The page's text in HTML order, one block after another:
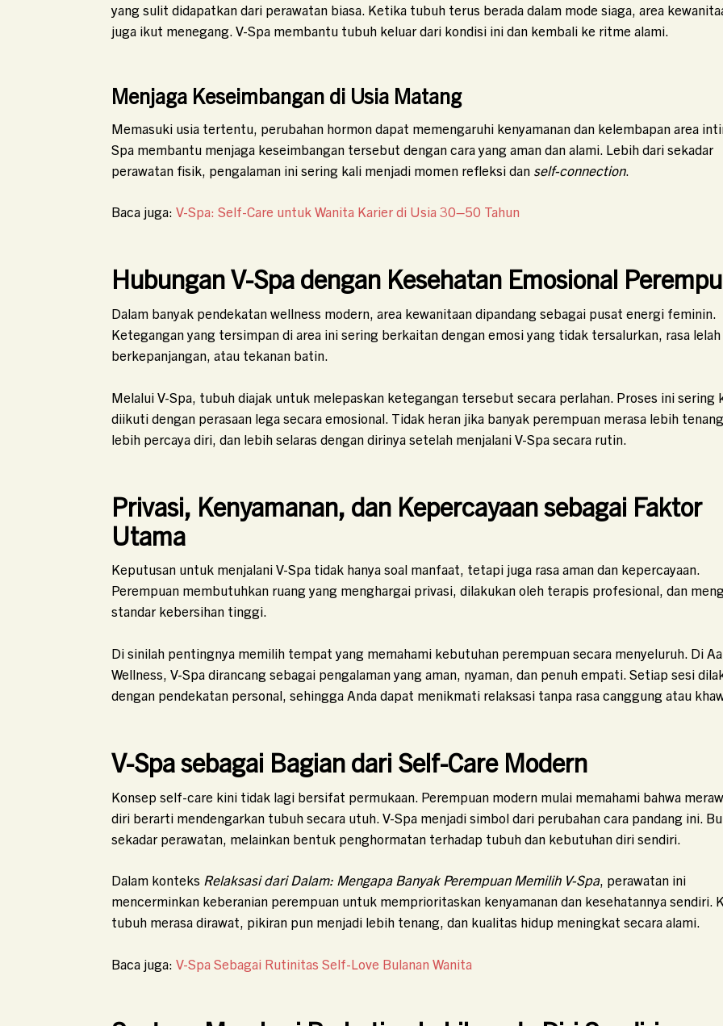
yang sulit didapatkan dari perawatan biasa. Ketika tubuh terus berada dalam mode siaga, area
juga ikut menegang. V-Spa membantu tubuh keluar dari kondisi ini dan kembali ke ritme alami.
Menjaga Keseimbangan di Usia Matang
Memasuki usia tertentu, perubahan hormon dapat memengaruhi kenyamanan dan kelembapan area
Spa membantu menjaga keseimbangan tersebut dengan cara yang aman dan alami. Lebih dari sekadar
perawatan fisik, pengalaman ini sering kali menjadi momen refleksi dan self-connection.
Baca juga: V-Spa: Self-Care untuk Wanita Karier di Usia 30–50 Tahun
Hubungan V-Spa dengan Kesehatan Emosional
Dalam banyak pendekatan wellness modern, area kewanitaan dipandang sebagai pusat energi feminin.
Ketegangan yang tersimpan di area ini sering berkaitan dengan emosi yang tidak tersalurkan, rasa lelah
berkepanjangan, atau tekanan batin.
Melalui V-Spa, tubuh diajak untuk melepaskan ketegangan tersebut secara perlahan. Proses ini sering
diikuti dengan perasaan lega secara emosional. Tidak heran jika banyak perempuan merasa lebih
lebih percaya diri, dan lebih selaras dengan dirinya setelah menjalani V-Spa secara rutin.
Privasi, Kenyamanan, dan Kepercayaan sebagai Faktor
Utama
Keputusan untuk menjalani V-Spa tidak hanya soal manfaat, tetapi juga rasa aman dan kepercayaan.
Perempuan membutuhkan ruang yang menghargai privasi, dilakukan oleh terapis profesional, dan
standar kebersihan tinggi.
Di sinilah pentingnya memilih tempat yang memahami kebutuhan perempuan secara menyeluruh. Di
Wellness, V-Spa dirancang sebagai pengalaman yang aman, nyaman, dan penuh empati. Setiap sesi
dengan pendekatan personal, sehingga Anda dapat menikmati relaksasi tanpa rasa canggung atau
V-Spa sebagai Bagian dari Self-Care Modern
Konsep self-care kini tidak lagi bersifat permukaan. Perempuan modern mulai memahami bahwa
diri berarti mendengarkan tubuh secara utuh. V-Spa menjadi simbol dari perubahan cara pandang ini.
sekadar perawatan, melainkan bentuk penghormatan terhadap tubuh dan kebutuhan diri sendiri.
Dalam konteks Relaksasi dari Dalam: Mengapa Banyak Perempuan Memilih V-Spa, perawatan ini
mencerminkan keberanian perempuan untuk memprioritaskan kenyamanan dan kesehatannya sendiri.
tubuh merasa dirawat, pikiran pun menjadi lebih tenang, dan kualitas hidup meningkat secara alami.
Baca juga: V-Spa Sebagai Rutinitas Self-Love Bulanan Wanita